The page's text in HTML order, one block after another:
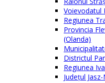
Voievodatul
Regiunea
Provincia
(Olanda)
Districtul
Regiunea
Judeţul